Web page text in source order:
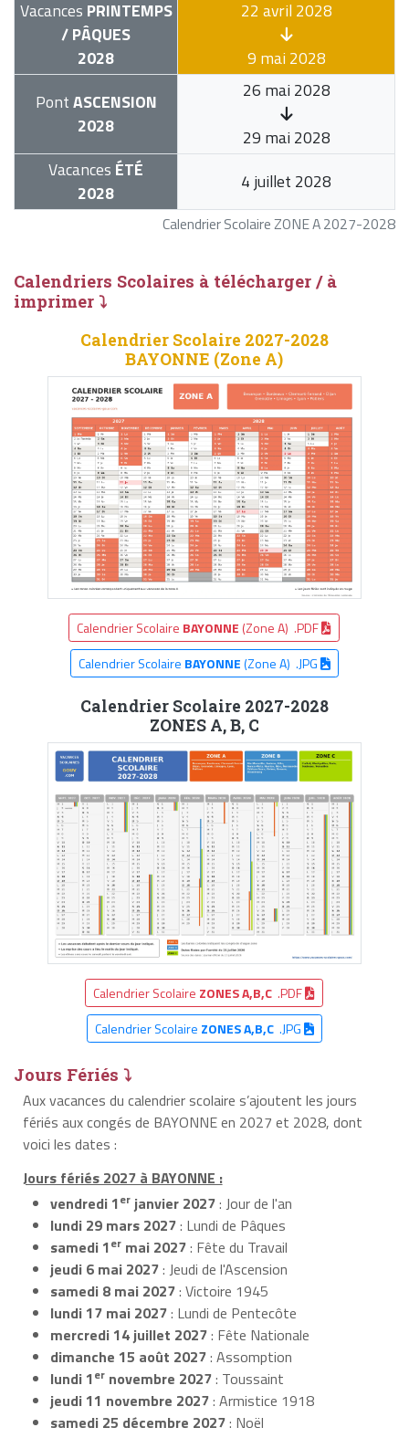
Calendrier Scolaire ZONE A 2027-2028
Vacances PRINTEMPS
/ PÂQUES
2028
22 avril 2028
9 mai 2028
PontASCENSION
2028
26 mai 2028
29 mai 2028
Vacances ÉTÉ
2028
4 juillet 2028
Calendriers Scolaires à télécharger / à
imprimer ⤵
Calendrier Scolaire 2027-2028
BAYONNE (Zone A)
Calendrier Scolaire BAYONNE (Zone A) .PDF
Calendrier Scolaire BAYONNE(Zone A) .JPG
Calendrier Scolaire 2027-2028
ZONES A, B, C
Calendrier Scolaire ZONES A,B,C .PDF
Calendrier Scolaire ZONES A,B,C.JPG
Jours Fériés ⤵
Aux vacances du calendrier scolaire s’ajoutent les jours
fériés aux congés de BAYONNE en 2027 et 2028, dont
voici les dates :
Jours fériés 2027 à BAYONNE :
vendredi 1er janvier 2027: Jour de l'an
lundi 29 mars 2027: Lundi de Pâques
samedi 1er mai 2027: Fête du Travail
jeudi 6 mai 2027: Jeudi de l'Ascension
samedi 8 mai 2027: Victoire 1945
lundi 17 mai 2027: Lundi de Pentecôte
mercredi 14 juillet 2027: Fête Nationale
dimanche 15 août 2027: Assomption
lundi 1er novembre 2027: Toussaint
jeudi 11 novembre 2027: Armistice 1918
samedi 25 décembre 2027: Noël